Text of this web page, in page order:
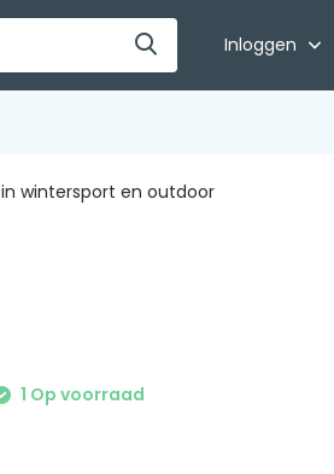
Inloggen
in wintersport en outdoor
1 Op voorraad